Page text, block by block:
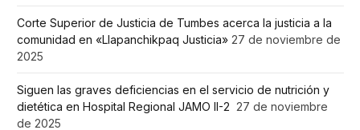
Corte Superior de Justicia de Tumbes acerca la justicia a la
comunidad en «Llapanchikpaq Justicia» 27 de noviembre de
2025
Siguen las graves deficiencias en el servicio de nutrición y
dietética en Hospital Regional JAMO II-2 27 de noviembre
de 2025